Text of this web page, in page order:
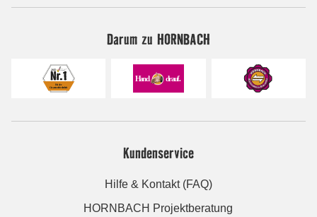
Darum zu HORNBACH
Kundenservice
Hilfe & Kontakt (FAQ)
HORNBACH Projektberatung